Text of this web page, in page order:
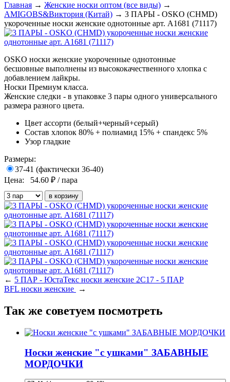
Главная → Женские носки оптом (все виды) →
AMIGOBS&Виктория (Китай) → 3 ПАРЫ - OSKO (CHMD)
укороченные носки женские однотонные арт. А1681 (71117)
OSKO носки женские укороченные однотонные
бесшовные выполнены из высококачественного хлопка с
добавлением лайкры.
Носки Премиум класса.
Женские следки - в упаковке 3 пары одного универсального
размера разного цвета.
Цвет ассорти (белый+черный+серый)
Состав хлопок 80% + полиамид 15% + спандекс 5%
Узор гладкие
Размеры:
37-41 (фактически 36-40)
Цена:
54.60 ₽ / пара
← 5 ПАР - ЮстаТекс носки женские 2С17 - 5 ПАР
BFL носки женские
→
Так же советуем посмотреть
Носки женские "с ушками" ЗАБАВНЫЕ
МОРДОЧКИ